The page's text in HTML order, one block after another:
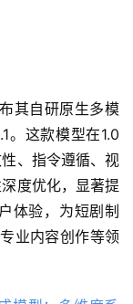
其自研原生多模
这款模型在1.0
、指令遵循、视
度优化，显著提
体验，为短剧制
业内容创作等领